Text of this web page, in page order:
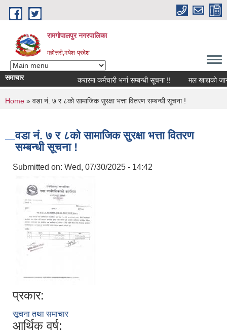
Skip to main content
रामगोपालपुर नगरपालिका
महोत्तरी,मधेश-प्रदेश
समाचार करारमा कर्मचारी भर्ना सम्बन्धी सूचना !! मल खाद्यको
You are here
Home » वडा नं. ७ र ८को सामाजिक सुरक्षा भत्ता वितरण सम्बन्धी सूचना !
वडा नं. ७ र ८को सामाजिक सुरक्षा भत्ता वितरण
सम्बन्धी सूचना !
Submitted on: Wed, 07/30/2025 - 14:42
प्रकार:
सूचना तथा समाचार
आर्थिक वर्ष: